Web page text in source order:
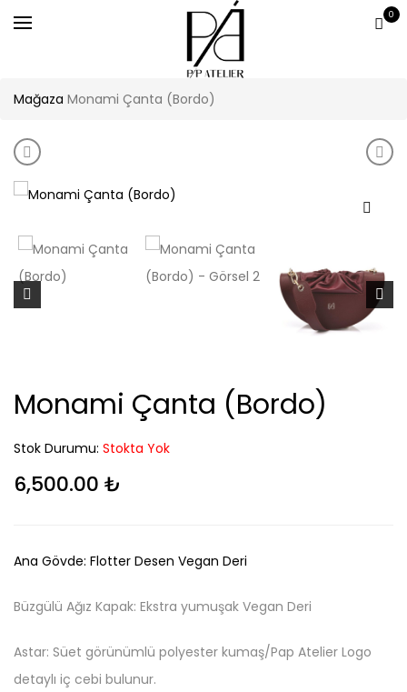
0
Mağaza Monami Çanta (Bordo)
Product navigation
Minare Çanta Sapı (Kiremit)
Monami Çanta (Bordo)
Stok Durumu: Stokta Yok
6,500.00 ₺
Ana Gövde: Flotter Desen Vegan Deri
Büzgülü Ağız Kapak: Ekstra yumuşak Vegan Deri
Astar: Süet görünümlü polyester kumaş/Pap Atelier Logo
detaylı iç cebi bulunur.